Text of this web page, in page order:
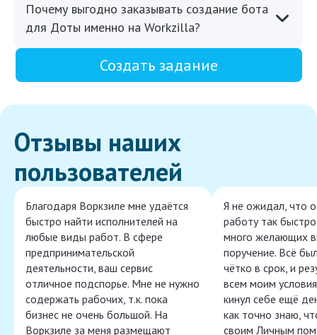
Почему выгодно заказывать создание бота
для Доты именно на Workzilla?
Создать задание
Отзывы наших
пользователей
Благодаря Воркзиле мне удаётся
быстро найти исполнителей на
любые виды работ. В сфере
предпринимательской
деятельности, ваш сервис
отличное подспорье. Мне не нужно
содержать рабочих, т.к. пока
бизнес не очень большой. На
Воркзиле за меня размещают
Я не ожидал, что
работу так
много желающих
поручение. Всё
чётко в срок, и
всем моим
кинул себе ещё
как точно знаю,
своим Личным